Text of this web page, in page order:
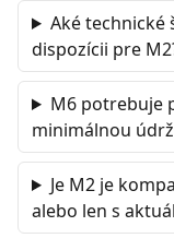
Aké technické
dispozícii pre
M6 potrebuje
minimálnou
Je M2 je
alebo len s